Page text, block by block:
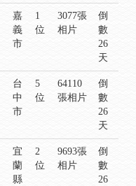
嘉
義
市
1
位
3077張
相片
倒
數
26
天
台
中
市
5
位
64110
張相片
倒
數
26
天
宜
蘭
縣
2
位
9693張
相片
倒
數
26